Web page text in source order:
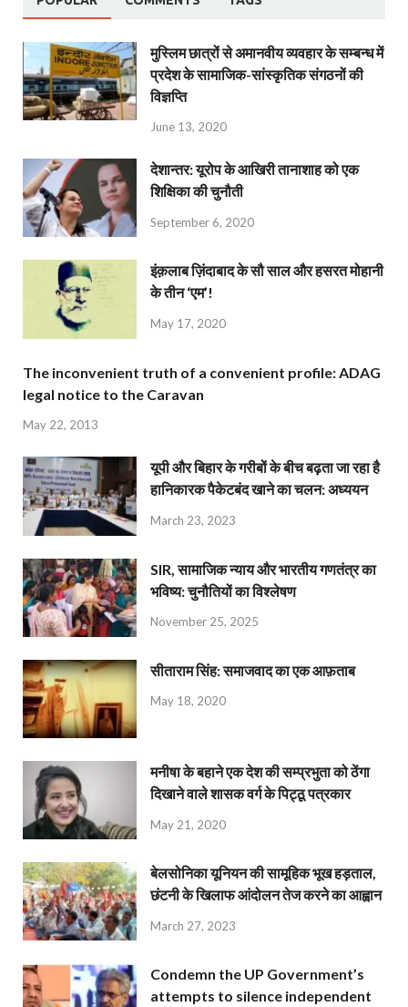
मुस्लिम छात्रों से अमानवीय व्यवहार के सम्बन्ध में
प्रदेश के सामाजिक-सांस्कृतिक संगठनों की
विज्ञप्ति
June 13, 2020
देशान्‍तर: यूरोप के आखिरी तानाशाह को एक
शिक्षिका की चुनौती
September 6, 2020
इंक़लाब ज़िंदाबाद के सौ साल और हसरत मोहानी
के तीन ‘एम’!
May 17, 2020
The inconvenient truth of a convenient profile: ADAG
legal notice to the Caravan
May 22, 2013
यूपी और बिहार के गरीबों के बीच बढ़ता जा रहा है
हानिकारक पैकेटबंद खाने का चलन: अध्ययन
March 23, 2023
SIR, सामाजिक न्याय और भारतीय गणतंत्र का
भविष्य: चुनौतियों का विश्लेषण
November 25, 2025
सीताराम सिंह: समाजवाद का एक आफ़ताब
May 18, 2020
मनीषा के बहाने एक देश की सम्प्रभुता को ठेंगा
दिखाने वाले शासक वर्ग के पिट्ठू पत्रकार
May 21, 2020
बेलसोनिका यूनियन की सामूहिक भूख हड़ताल,
छंटनी के खिलाफ आंदोलन तेज करने का आह्वान
March 27, 2023
Condemn the UP Government’s
attempts to silence independent